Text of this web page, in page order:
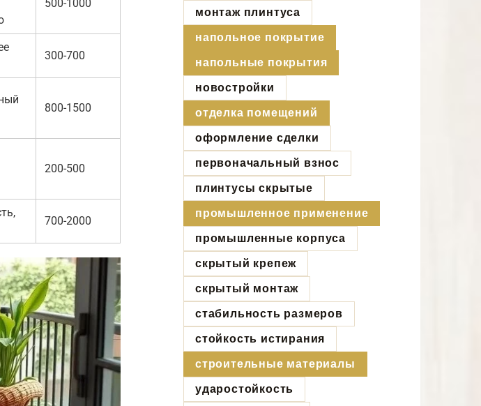
500-1000
300-700
800-1500
200-500
700-2000
монтаж плинтуса
напольное покрытие
напольные покрытия
новостройки
отделка помещений
оформление сделки
первоначальный взнос
плинтусы скрытые
промышленное применение
промышленные корпуса
скрытый крепеж
скрытый монтаж
стабильность размеров
стойкость истирания
строительные материалы
ударостойкость